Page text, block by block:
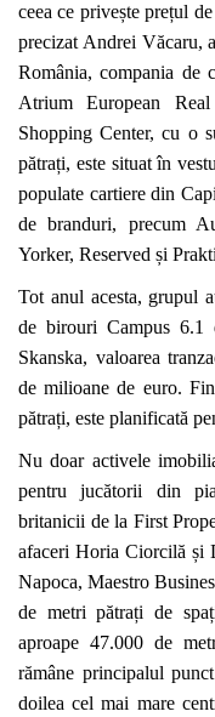
ceea ce privește prețul
precizat Andrei Văcaru,
România, compania de
Atrium European
Shopping Center, cu o
pătrați, este situat în
populate cartiere din
de branduri, precum
Yorker, Reserved și
Tot anul acesta, grupul
de birouri Campus 6.1
Skanska, valoarea
de milioane de euro.
pătrați, este planificată
Nu doar activele
pentru jucătorii din
britanicii de la First
afaceri Horia Ciorcilă și
Napoca, Maestro
de metri pătrați de
aproape 47.000 de
rămâne principalul
doilea cel mai mare